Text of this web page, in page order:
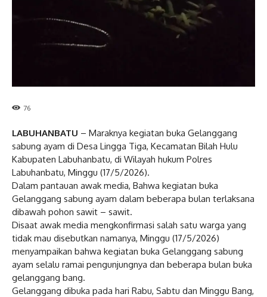
76
LABUHANBATU – Maraknya kegiatan buka Gelanggang
sabung ayam di Desa Lingga Tiga, Kecamatan Bilah Hulu
Kabupaten Labuhanbatu, di Wilayah hukum Polres
Labuhanbatu, Minggu (17/5/2026).
Dalam pantauan awak media, Bahwa kegiatan buka
Gelanggang sabung ayam dalam beberapa bulan terlaksana
dibawah pohon sawit – sawit.
Disaat awak media mengkonfirmasi salah satu warga yang
tidak mau disebutkan namanya, Minggu (17/5/2026)
menyampaikan bahwa kegiatan buka Gelanggang sabung
ayam selalu ramai pengunjungnya dan beberapa bulan buka
gelanggang bang.
Gelanggang dibuka pada hari Rabu, Sabtu dan Minggu Bang,